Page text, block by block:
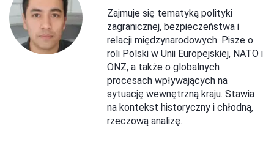
Zajmuje się tematyką polityki
zagranicznej, bezpieczeństwa i
relacji międzynarodowych. Pisze o
roli Polski w Unii Europejskiej, NATO i
ONZ, a także o globalnych
procesach wpływających na
sytuację wewnętrzną kraju. Stawia
na kontekst historyczny i chłodną,
rzeczową analizę.